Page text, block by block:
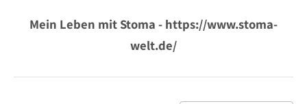
Mein Leben mit Stoma - https://www.stoma-
welt.de/